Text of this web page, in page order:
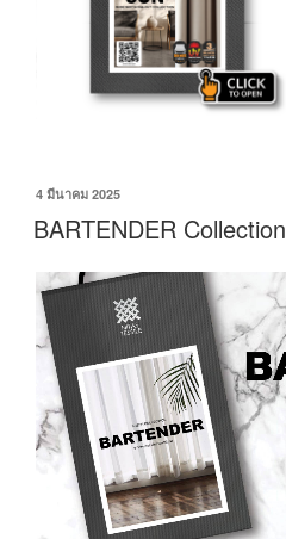
4 มีนาคม 2025
BARTENDER Collection